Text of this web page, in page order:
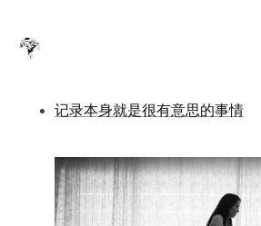
记录本身就是很有意思的事情